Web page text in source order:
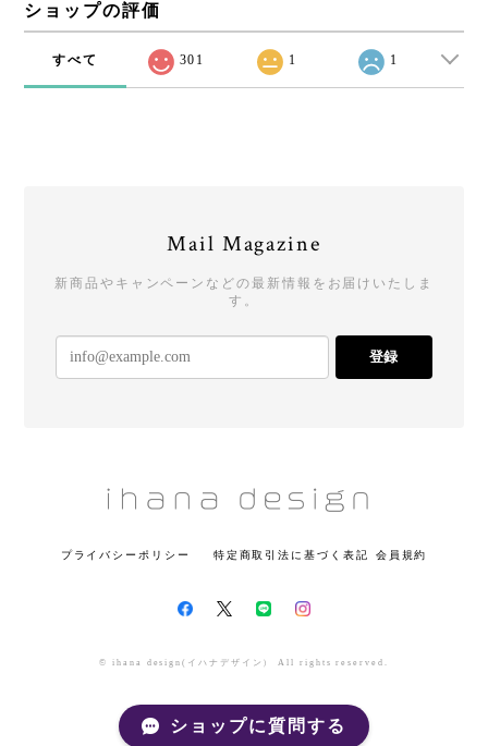
ショップの評価
すべて 301 1 1
Mail Magazine
新商品やキャンペーンなどの最新情報をお届けいたしま
す。
登録
プライバシーポリシー 特定商取引法に基づく表記 会員規約
© ihana design(イハナデザイン） All rights reserved.
ショップに質問する